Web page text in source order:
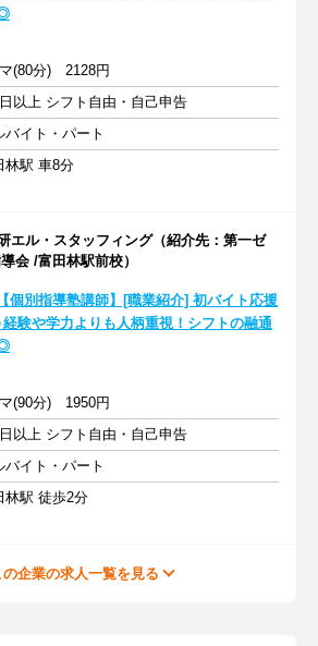
(80分) 2128円
以上 シフト自由・自己申告
バイト・パート
林駅 車8分
エル・スタッフィング（紹介先：第一ゼ
会 /富田林駅前校）
【個別指導塾講師】[職業紹介] 初バイト応援
経験や学力よりも人柄重視！シフトの融通
(90分) 1950円
以上 シフト自由・自己申告
バイト・パート
林駅 徒歩2分
の企業の求人一覧を見る